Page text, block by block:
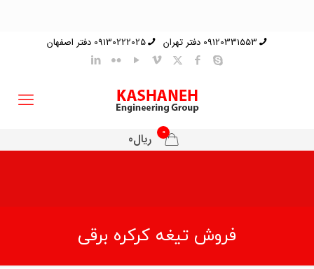
09120331553 دفتر تهران 09130222025 دفتر اصفهان
0 ریال0
فروش تیغه کرکره برقی